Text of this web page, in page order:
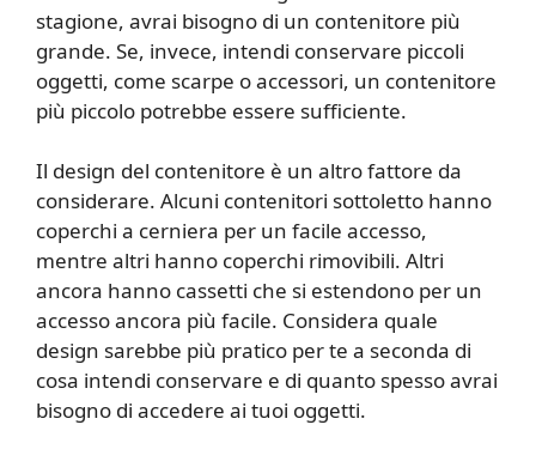
stagione, avrai bisogno di un contenitore più
grande. Se, invece, intendi conservare piccoli
oggetti, come scarpe o accessori, un contenitore
più piccolo potrebbe essere sufficiente.
Il design del contenitore è un altro fattore da
considerare. Alcuni contenitori sottoletto hanno
coperchi a cerniera per un facile accesso,
mentre altri hanno coperchi rimovibili. Altri
ancora hanno cassetti che si estendono per un
accesso ancora più facile. Considera quale
design sarebbe più pratico per te a seconda di
cosa intendi conservare e di quanto spesso avrai
bisogno di accedere ai tuoi oggetti.